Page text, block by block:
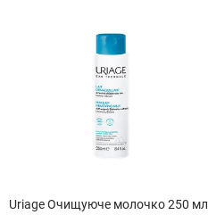
Uriage Очищуюче молочко 250 мл